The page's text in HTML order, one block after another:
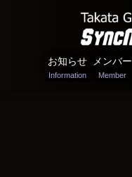
お知らせ メンバー